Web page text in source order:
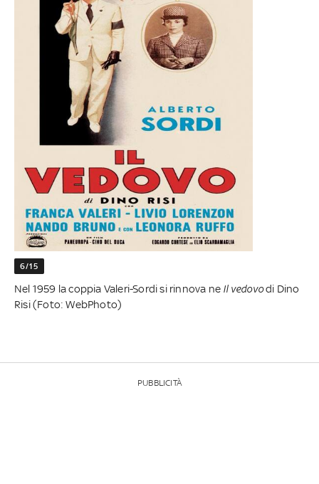
6/15
Nel 1959 la coppia Valeri-Sordi si rinnova ne Il vedovodi Dino
Risi (Foto: WebPhoto)
PUBBLICITÀ